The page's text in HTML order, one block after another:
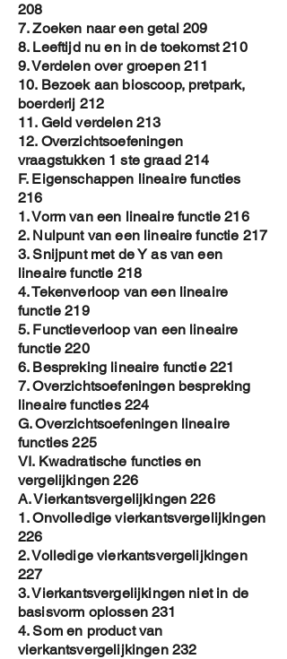
208
7. Zoeken naar een getal 209
8. Leeftijd nu en in de toekomst 210
9. Verdelen over groepen 211
10. Bezoek aan bioscoop, pretpark,
boerderij 212
11. Geld verdelen 213
12. Overzichtsoefeningen
vraagstukken 1 ste graad 214
F. Eigenschappen lineaire functies
216
1. Vorm van een lineaire functie 216
2. Nulpunt van een lineaire functie 217
3. Snijpunt met de Y as van een
lineaire functie 218
4. Tekenverloop van een lineaire
functie 219
5. Functieverloop van een lineaire
functie 220
6. Bespreking lineaire functie 221
7. Overzichtsoefeningen bespreking
lineaire functies 224
G. Overzichtsoefeningen lineaire
functies 225
VI. Kwadratische functies en
vergelijkingen 226
A. Vierkantsvergelijkingen 226
1. Onvolledige vierkantsvergelijkingen
226
2. Volledige vierkantsvergelijkingen
227
3. Vierkantsvergelijkingen niet in de
basisvorm oplossen 231
4. Som en product van
vierkantsvergelijkingen 232